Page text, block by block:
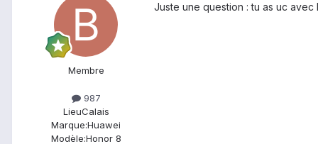
Membre
987
LieuCalais
Marque:Huawei
Modèle:Honor 8
Juste une question : tu as uc avec